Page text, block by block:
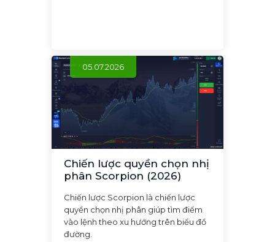
05.07.2026
Chiến lược quyền chọn nhị
phân Scorpion (2026)
Chiến lược Scorpion là chiến lược
quyền chọn nhị phân giúp tìm điểm
vào lệnh theo xu hướng trên biểu đồ
đường.